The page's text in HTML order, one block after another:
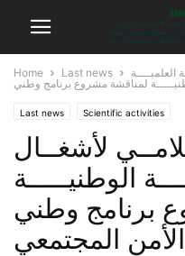
Home Last news
Last news Scientific activities
لأشغــال
الوطنيـــــة
برنامج وطني